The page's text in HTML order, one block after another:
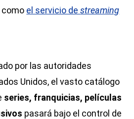
como el servicio destreaming
por las autoridades
Unidos, el vasto catálogo
series, franquicias, películas
pasará bajo el control de